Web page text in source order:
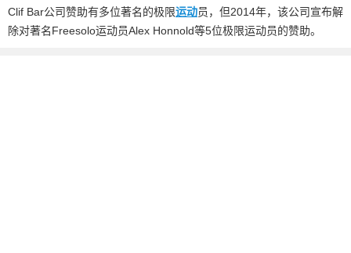
Clif Bar公司赞助有多位著名的极限运动员，但2014年，该公司宣布解
除对著名Freesolo运动员Alex Honnold等5位极限运动员的赞助。